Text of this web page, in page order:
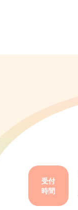
受付
時間